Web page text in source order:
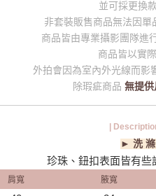
並可採更換
非套裝販售商品無法因單
商品皆由專業攝影團隊進
商品皆以實
外拍會因為室內外光線而影
除瑕疵商品 無提
|
► 洗
珍珠、鈕扣表面皆有些
肩寬 腋寬